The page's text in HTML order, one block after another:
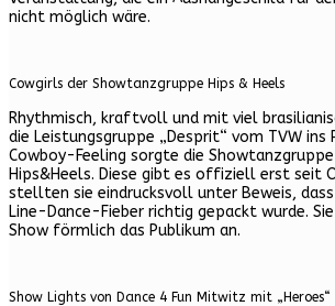
nicht möglich wäre.
Cowgirls der Showtanzgruppe Hips & Heels
Rhythmisch, kraftvoll und mit viel
die Leistungsgruppe „Desprit“ vom TVW ins
Cowboy-Feeling sorgte die
Hips&Heels. Diese gibt es offiziell erst seit
stellten sie eindrucksvoll unter Beweis,
Line-Dance-Fieber richtig gepackt wurde.
Show förmlich das Publikum an.
Show Lights von Dance 4 Fun Mitwitz mit „Heroes“